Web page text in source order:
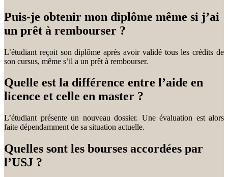
Puis-je obtenir mon diplôme même si j’ai
un prêt à rembourser ?
L’étudiant reçoit son diplôme après avoir validé tous les crédits de
son cursus, même s’il a un prêt à rembourser.
Quelle est la différence entre l’aide en
licence et celle en master ?
L’étudiant présente un nouveau dossier. Une évaluation est alors
faite dépendamment de sa situation actuelle.
Quelles sont les bourses accordées par
l’USJ ?